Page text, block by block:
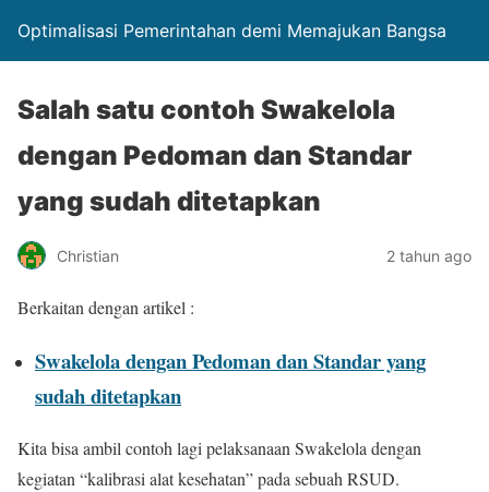
Optimalisasi Pemerintahan demi Memajukan Bangsa
Salah satu contoh Swakelola
dengan Pedoman dan Standar
yang sudah ditetapkan
Christian 2 tahun ago
Berkaitan dengan artikel :
Swakelola dengan Pedoman dan Standar yang
sudah ditetapkan
Kita bisa ambil contoh lagi pelaksanaan Swakelola dengan
kegiatan “kalibrasi alat kesehatan” pada sebuah RSUD.